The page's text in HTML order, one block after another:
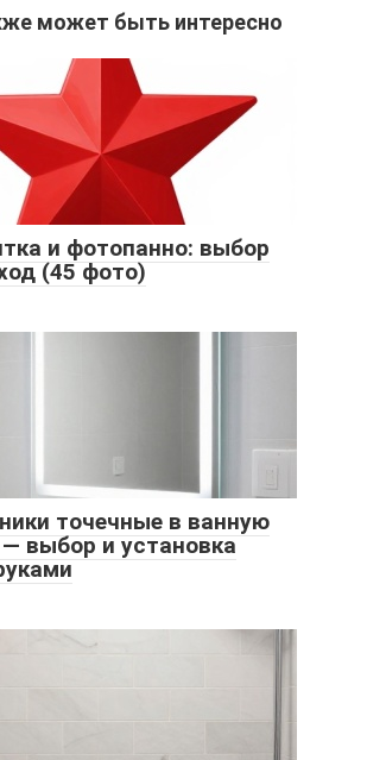
может быть интересно
и фотопанно: выбор
(45 фото)
точечные в ванную
выбор и установка